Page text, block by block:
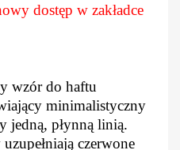
dostęp w zakładce
wzór do haftu
minimalistyczny
płynną linią.
czerwone